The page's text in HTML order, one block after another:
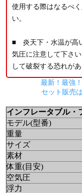
使用する際はなるべ
い。
■ 炎天下・水温が高
気圧に注意して下さ
して破裂する恐れがあ
最新！最強
セット販売
インフレータブル
モデル(型番)
重量
サイズ
素材
体重(目安)
空気圧
浮力